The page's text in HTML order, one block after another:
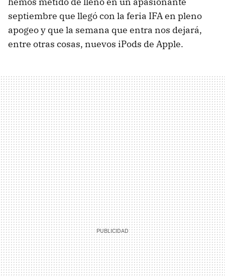
septiembre que llegó con la feria IFA en pleno
apogeo y que la semana que entra nos dejará,
entre otras cosas, nuevos iPods de Apple.